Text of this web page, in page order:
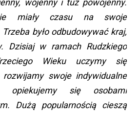
wojenny i tuż powojenny.
miały czasu na swoje
było odbudowywać kraj,
Dzisiaj w ramach Rudzkiego
Wieku uczymy się
swoje indywidualne
opiekujemy się osobami
Dużą popularnością cieszą